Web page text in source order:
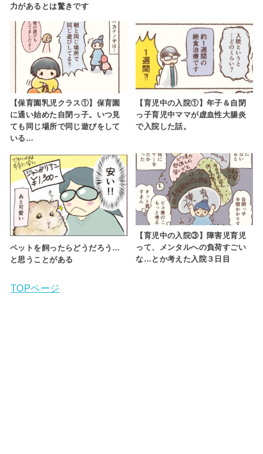
力があるとは驚きです
【保育園乳児クラス①】保育園
に通い始めた自閉っ子。いつ見
ても同じ場所で同じ遊びをして
いる…
【育児中の入院①】年子＆自閉
っ子育児中ママが虚血性大腸炎
で入院した話。
ペットを飼ったらどうだろう…
と思うことがある
【育児中の入院③】障害児育児
って、メンタルへの負荷すごい
な…とか考えた入院３日目
TOPページ